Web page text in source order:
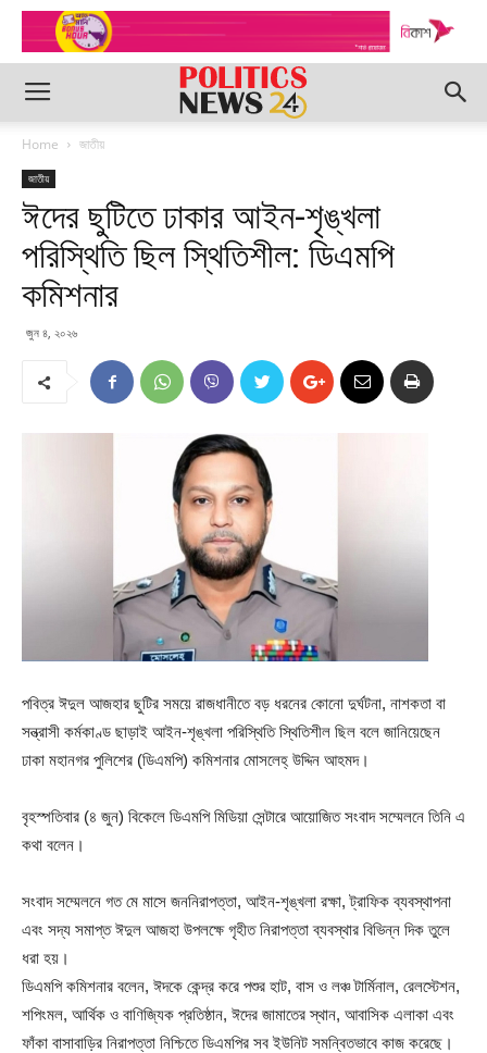
Home জাতীয়
জাতীয়
ঈদের ছুটিতে ঢাকার আইন-শৃঙ্খলা
পরিস্থিতি ছিল স্থিতিশীল: ডিএমপি
কমিশনার
জুন ৪, ২০২৬
পবিত্র ঈদুল আজহার ছুটির সময়ে রাজধানীতে বড় ধরনের কোনো দুর্ঘটনা, নাশকতা বা
সন্ত্রাসী কর্মকাণ্ড ছাড়াই আইন-শৃঙ্খলা পরিস্থিতি স্থিতিশীল ছিল বলে জানিয়েছেন
ঢাকা মহানগর পুলিশের (ডিএমপি) কমিশনার মোসলেহ্ উদ্দিন আহমদ।
বৃহস্পতিবার (৪ জুন) বিকেলে ডিএমপি মিডিয়া সেন্টারে আয়োজিত সংবাদ সম্মেলনে তিনি এ
কথা বলেন।
সংবাদ সম্মেলনে গত মে মাসে জননিরাপত্তা, আইন-শৃঙ্খলা রক্ষা, ট্রাফিক ব্যবস্থাপনা
এবং সদ্য সমাপ্ত ঈদুল আজহা উপলক্ষে গৃহীত নিরাপত্তা ব্যবস্থার বিভিন্ন দিক তুলে
ধরা হয়।
ডিএমপি কমিশনার বলেন, ঈদকে কেন্দ্র করে পশুর হাট, বাস ও লঞ্চ টার্মিনাল, রেলস্টেশন,
শপিংমল, আর্থিক ও বাণিজ্যিক প্রতিষ্ঠান, ঈদের জামাতের স্থান, আবাসিক এলাকা এবং
ফাঁকা বাসাবাড়ির নিরাপত্তা নিশ্চিতে ডিএমপির সব ইউনিট সমন্বিতভাবে কাজ করেছে।